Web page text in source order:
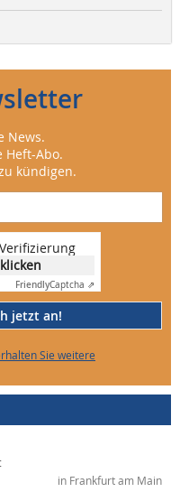
News.
Heft-Abo.
kündigen.
FriendlyCaptcha ⇗
jetzt an!
Sie weitere
in Frankfurt am Main